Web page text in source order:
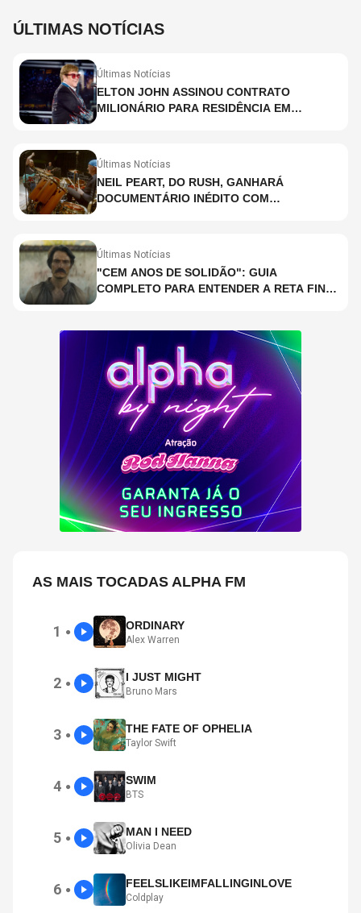
ÚLTIMAS NOTÍCIAS
Últimas Notícias
ELTON JOHN ASSINOU CONTRATO
MILIONÁRIO PARA RESIDÊNCIA EM
Últimas Notícias
NEIL PEART, DO RUSH, GANHARÁ
DOCUMENTÁRIO INÉDITO COM
Últimas Notícias
"CEM ANOS DE SOLIDÃO": GUIA
COMPLETO PARA ENTENDER A RETA FINAL
AS MAIS TOCADAS ALPHA FM
1 ● ORDINARY
Alex Warren
2 ● I JUST MIGHT
Bruno Mars
3 ● THE FATE OF OPHELIA
Taylor Swift
4 ● SWIM
BTS
5 ● MAN I NEED
Olivia Dean
6 ● FEELSLIKEIMFALLINGINLOVE
Coldplay